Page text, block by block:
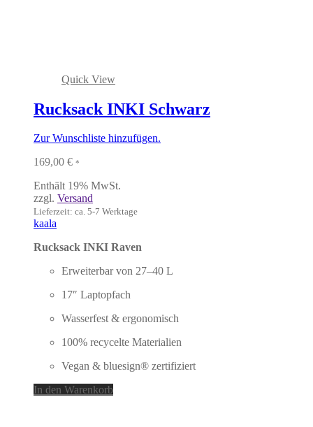
Quick View
Rucksack INKI Schwarz
Zur Wunschliste hinzufügen.
169,00 € *
Enthält 19% MwSt.
zzgl. Versand
Lieferzeit: ca. 5-7 Werktage
kaala
Rucksack INKI Raven
Erweiterbar von 27–40 L
17″ Laptopfach
Wasserfest & ergonomisch
100% recycelte Materialien
Vegan & bluesign® zertifiziert
In den Warenkorb